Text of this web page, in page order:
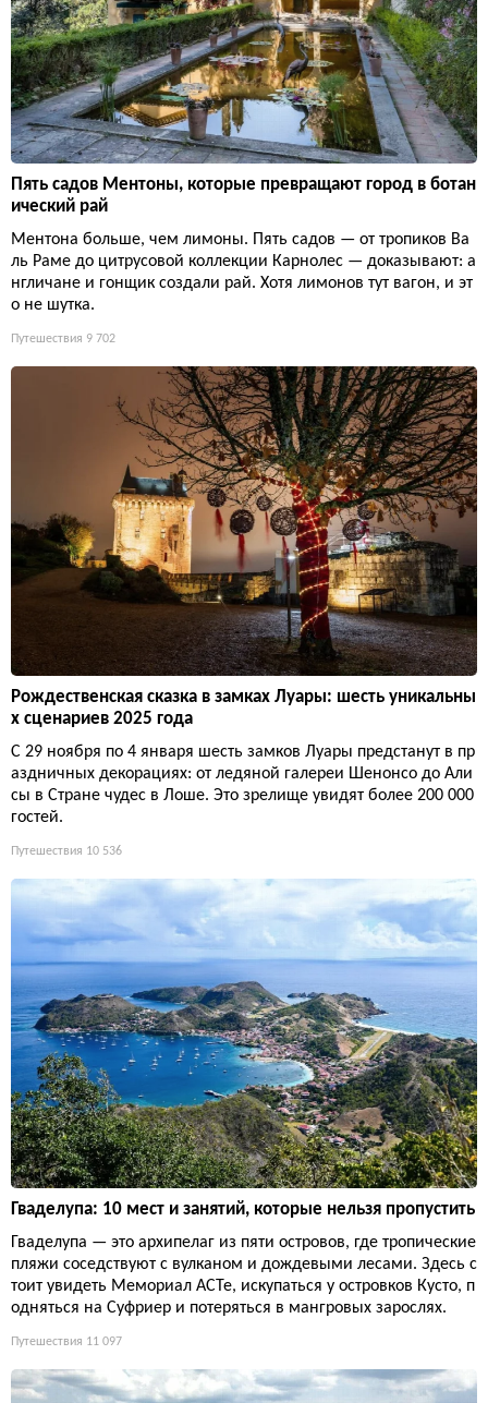
Пять садов Ментоны, которые превращают город в ботан
ический рай
Ментона больше, чем лимоны. Пять садов — от тропиков Ва
ль Раме до цитрусовой коллекции Карнолес — доказывают: а
нгличане и гонщик создали рай. Хотя лимонов тут вагон, и эт
о не шутка.
Путешествия 9 702
Рождественская сказка в замках Луары: шесть уникальны
х сценариев 2025 года
С 29 ноября по 4 января шесть замков Луары предстанут в пр
аздничных декорациях: от ледяной галереи Шенонсо до Али
сы в Стране чудес в Лоше. Это зрелище увидят более 200 000
гостей.
Путешествия 10 536
Гваделупа: 10 мест и занятий, которые нельзя пропустить
Гваделупа — это архипелаг из пяти островов, где тропические
пляжи соседствуют с вулканом и дождевыми лесами. Здесь с
тоит увидеть Мемориал ACTe, искупаться у островков Кусто, п
одняться на Суфриер и потеряться в мангровых зарослях.
Путешествия 11 097